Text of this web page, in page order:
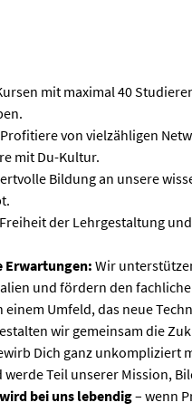
mit maximal 40
Profitiere von vielzähligen
mit Du-Kultur.
Bildung an unsere
der Lehrgestaltung
Erwartungen:Wir
und fördern den
einem Umfeld, das neue
wir gemeinsam die
Dich ganz unkompliziert
Teil unserer Mission,
bei uns lebendig– wenn